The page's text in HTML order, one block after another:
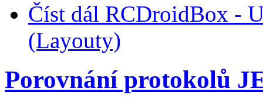
Číst dál RCDroidBox -
(Layouty)
Porovnání protokolů